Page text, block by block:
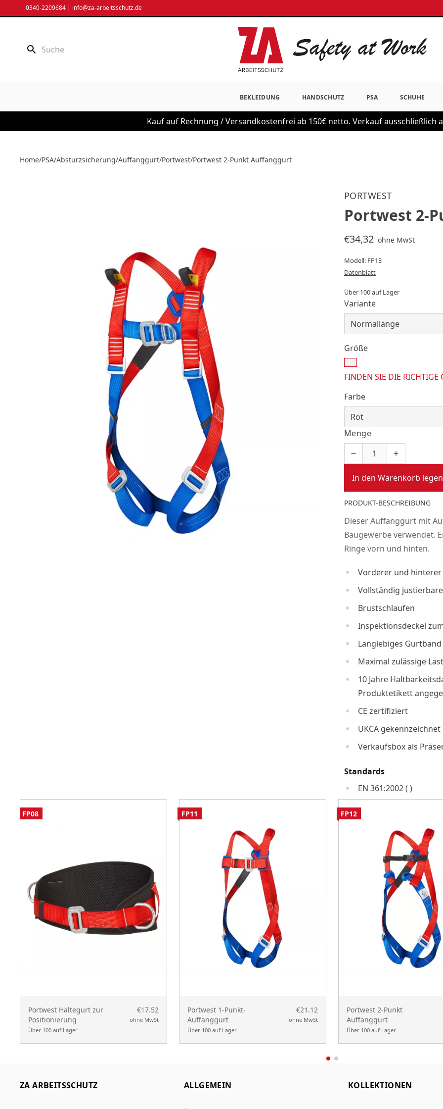
Inhalt
0340-2209684 | info@za-arbeitsschutz.de
BEKLEIDUNG HANDSCHUTZ PSA SCHUHE
Kauf auf Rechnung / Versandkostenfrei ab 150€ netto. Verkauf ausschließlich
Home/PSA/Absturzsicherung/Auffanggurt/Portwest/Portwest 2-Punkt Auffanggurt
PORTWEST
Portwest 2-
€34,32 ohne MwSt
Modell: FP13
Datenblatt
Über 100 auf Lager
Variante
Größe
FINDEN SIE DIE RICHTIGE
Farbe
Menge
In den Warenkorb legen
PRODUKT-BESCHREIBUNG
Dieser Auffanggurt mit
Baugewerbe verwendet.
Ringe vorn und hinten.
Vorderer und hinterer
Vollständig
Brustschlaufen
Inspektionsdeckel
Langlebiges
Maximal zulässige
10 Jahre
Produktetikett
CE zertifiziert
UKCA gekennzeichnet
Verkaufsbox als
Standards
EN 361:2002 ( )
Portwest Haltegurt zur
Positionierung
Über 100 auf Lager
€17.52
ohne MwSt
FP08
Portwest 1-Punkt-
Auffanggurt
Über 100 auf Lager
€21.12
ohne MwSt
FP11
Portwest 2-Punkt
Auffanggurt
Über 100 auf Lager
FP12
ZA ARBEITSSCHUTZ ALLGEMEIN KOLLEKTIONEN